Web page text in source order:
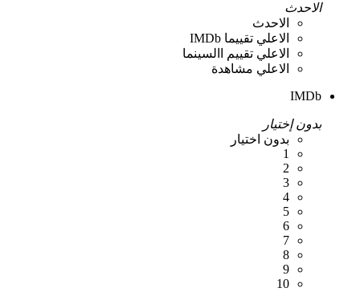
الاحدث
الاحدث
الاعلي تقييما IMDb
الاعلي تقييم االسينما
الاعلي مشاهدة
IMDb
بدون إختيار
بدون اختيار
1
2
3
4
5
6
7
8
9
10